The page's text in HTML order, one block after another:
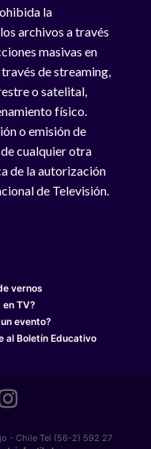
la
archivos a través
masivas en
de streaming,
o satelital,
físico.
o emisión de
cualquier otra
de la autorización
de Televisión.
vernos
TV?
evento?
al Boletín Educativo
- Chile Tel (56-2) 592 27